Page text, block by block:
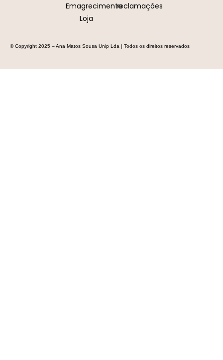
Emagrecimento
Loja
reclamações
© Copyright 2025 – Ana Matos Sousa Unip Lda | Todos os direitos reservados